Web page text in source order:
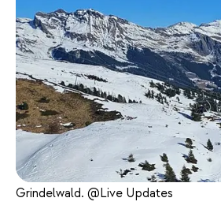
Grindelwald. @Live Updates